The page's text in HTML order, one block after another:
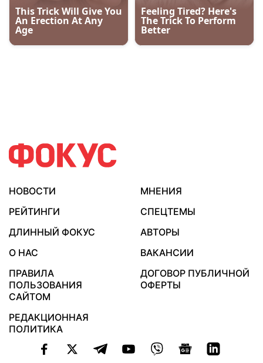
НОВОСТИ
МНЕНИЯ
РЕЙТИНГИ
СПЕЦТЕМЫ
ДЛИННЫЙ ФОКУС
АВТОРЫ
О НАС
ВАКАНСИИ
ПРАВИЛА
ПОЛЬЗОВАНИЯ
САЙТОМ
ДОГОВОР ПУБЛИЧНОЙ
ОФЕРТЫ
РЕДАКЦИОННАЯ
ПОЛИТИКА